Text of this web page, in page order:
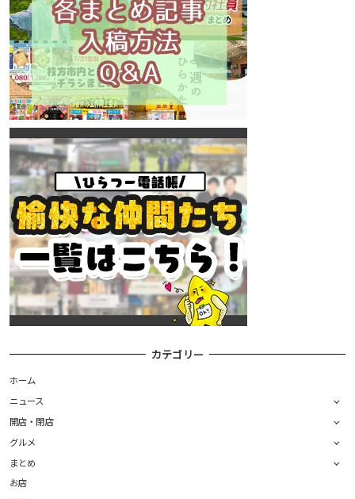
カテゴリー
ホーム
ニュース
開店・閉店
グルメ
まとめ
お店